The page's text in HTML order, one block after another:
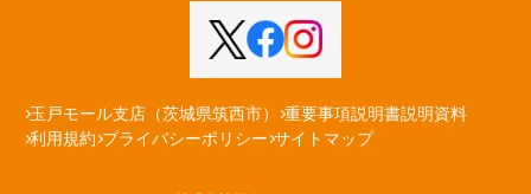
玉戸モール支店（茨城県筑西市）
重要事項説明書説明資料
利用規約 プライバシーポリシー サイトマップ